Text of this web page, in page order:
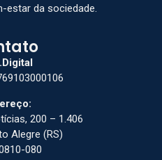
estar da sociedade.
200 – 1.406
Alegre (RS)
080